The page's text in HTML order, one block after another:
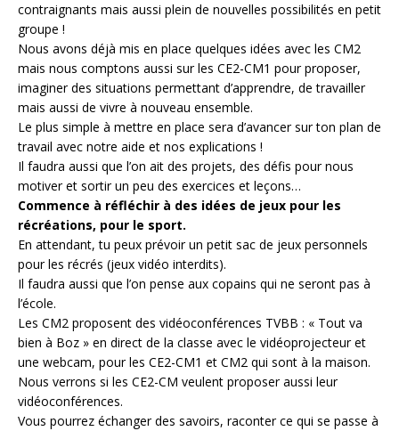
contraignants mais aussi plein de nouvelles possibilités en petit
groupe !
Nous avons déjà mis en place quelques idées avec les CM2
mais nous comptons aussi sur les CE2-CM1 pour proposer,
imaginer des situations permettant d’apprendre, de travailler
mais aussi de vivre à nouveau ensemble.
Le plus simple à mettre en place sera d’avancer sur ton plan de
travail avec notre aide et nos explications !
Il faudra aussi que l’on ait des projets, des défis pour nous
motiver et sortir un peu des exercices et leçons…
Commence à réfléchir à des idées de jeux pour les
récréations, pour le sport.
En attendant, tu peux prévoir un petit sac de jeux personnels
pour les récrés (jeux vidéo interdits).
Il faudra aussi que l’on pense aux copains qui ne seront pas à
l’école.
Les CM2 proposent des vidéoconférences TVBB : « Tout va
bien à Boz » en direct de la classe avec le vidéoprojecteur et
une webcam, pour les CE2-CM1 et CM2 qui sont à la maison.
Nous verrons si les CE2-CM veulent proposer aussi leur
vidéoconférences.
Vous pourrez échanger des savoirs, raconter ce qui se passe à